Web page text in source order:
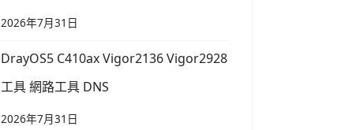
2026年7月31日
DrayOS5 C410ax Vigor2136 Vigor2928
工具 網路工具 DNS
2026年7月31日